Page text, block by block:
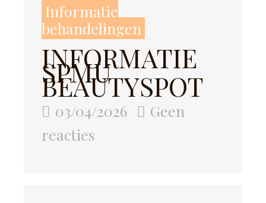
Informatie
behandelingen
INFORMATIE
SPMU
BEAUTYSPOT
03/04/2026
Geen
reacties